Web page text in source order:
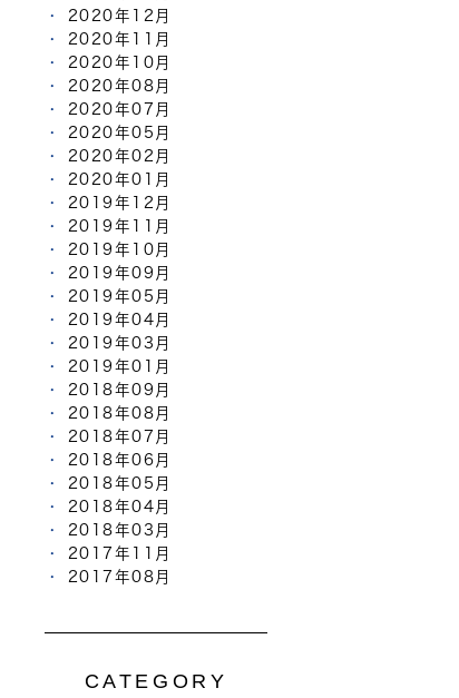
2020年12月
2020年11月
2020年10月
2020年08月
2020年07月
2020年05月
2020年02月
2020年01月
2019年12月
2019年11月
2019年10月
2019年09月
2019年05月
2019年04月
2019年03月
2019年01月
2018年09月
2018年08月
2018年07月
2018年06月
2018年05月
2018年04月
2018年03月
2017年11月
2017年08月
CATEGORY